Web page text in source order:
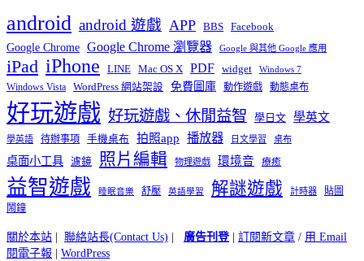
android android 遊戲 APP BBS Facebook
Google Chrome Google Chrome 瀏覽器 Google 與其他 Google 應用
iPad iPhone LINE Mac OS X PDF widget Windows 7
Windows Vista WordPress 網站架設 免費圖庫 動作遊戲 動態桌布
好玩遊戲 好玩遊戲、休閒益智 學日文 學英文
學英語 待辦事項 手機桌布 拍照app 播放器 日文學習 桌布
桌面小工具 濾鏡 照片編輯 物理遊戲 環境音 療癒
益智遊戲 睡眠音樂 舒壓 英語學習 解謎遊戲 計時器
貼圖
鬧鐘
關於本站 聯絡站長(Contact Us) 廣告刊登| 訂閱新文章 / 用 Email
閱電子報
WordPress